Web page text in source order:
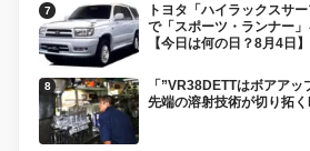
トヨタ「ハイラックスサ
で「スポーツ・ランナー
【今日は何の日？8月4日】
「”VR38DETTはボアア
先端の溶射技術が切り拓